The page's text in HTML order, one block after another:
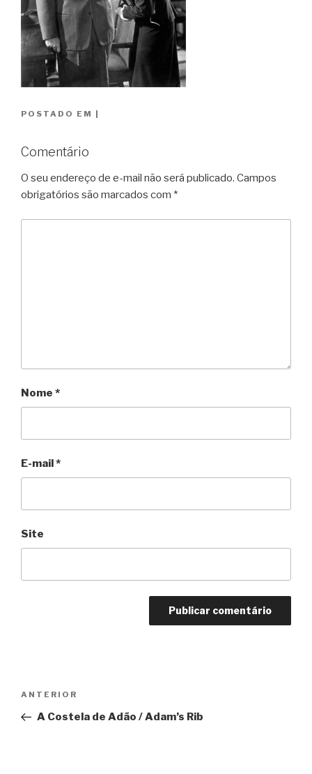
POSTADO EM
Comentário
O seu endereço de e-mail não será publicado. Campos
obrigatórios são marcados com *
Nome *
E-mail *
Site
Post
Anterior
ANTERIOR
A Costela de Adão / Adam’s Rib